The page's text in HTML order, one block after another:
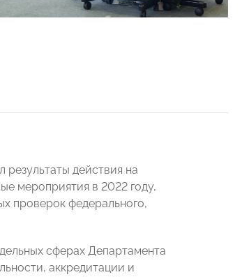
результаты действия на
мероприятия в 2022 году,
проверок федерального,
сферах Департамента
аккредитации и